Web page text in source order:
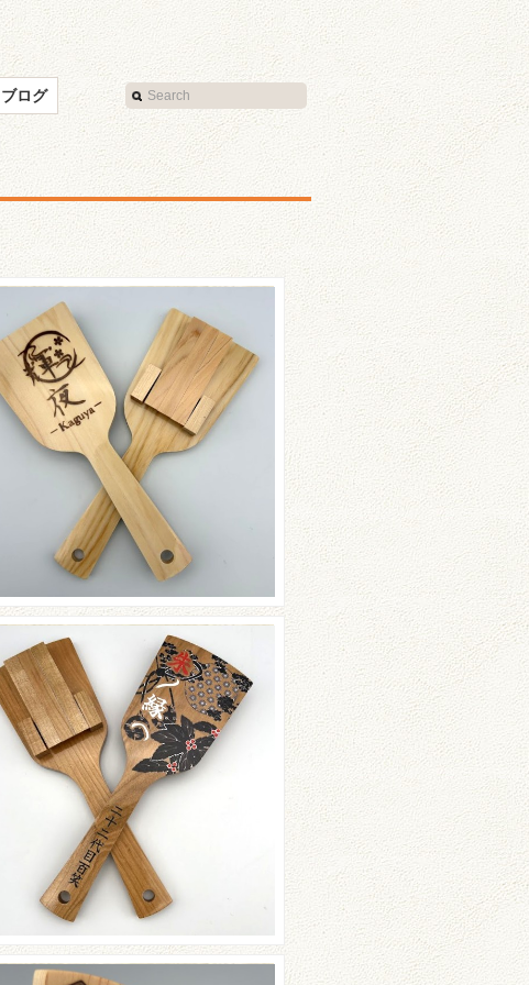
ブログ
☆輝夜-Kaguya-さんのご紹介
☆
☆東京農業大学YOSAKOIソ
ーラン同好会‘‘百笑’’さんのご
紹介☆